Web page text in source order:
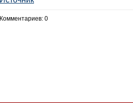
Комментариев: 0